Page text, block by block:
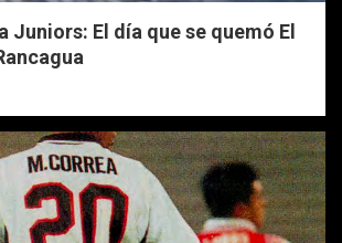
Juniors: El día que se quemó El